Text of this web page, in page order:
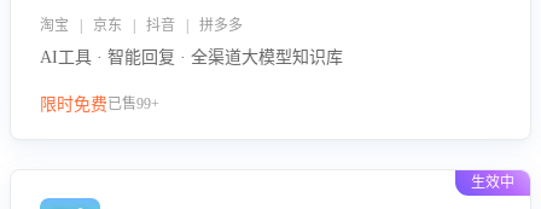
淘宝 | 京东 | 抖音 | 拼多多
AI工具 · 智能回复 · 全渠道大模型知识库
限时免费已售99+
生效中